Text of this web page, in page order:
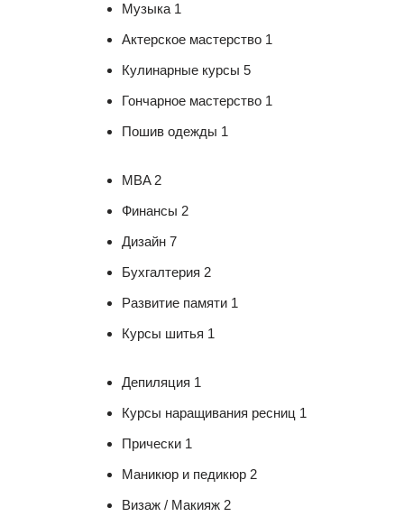
Музыка 1
Актерское мастерство 1
Кулинарные курсы 5
Гончарное мастерство 1
Пошив одежды 1
MBA 2
Финансы 2
Дизайн 7
Бухгалтерия 2
Развитие памяти 1
Курсы шитья 1
Депиляция 1
Курсы наращивания ресниц 1
Прически 1
Маникюр и педикюр 2
Визаж / Макияж 2